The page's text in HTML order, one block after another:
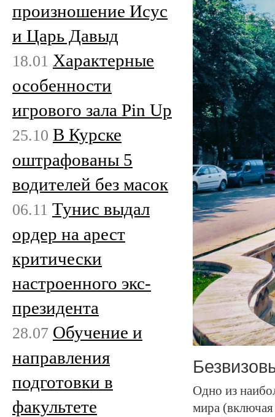
Одно из
мира (включая
произношение Исус
и Царь Давыд
18.01 Характерные
особенности
игрового зала Pin Up
25.10 В Курске
оштрафованы 5
водителей без масок
06.11 Тунис выдал
ордер на арест
критически
настроенного экс-
президента
28.07 Обучение и
направления
подготовки в
факультете